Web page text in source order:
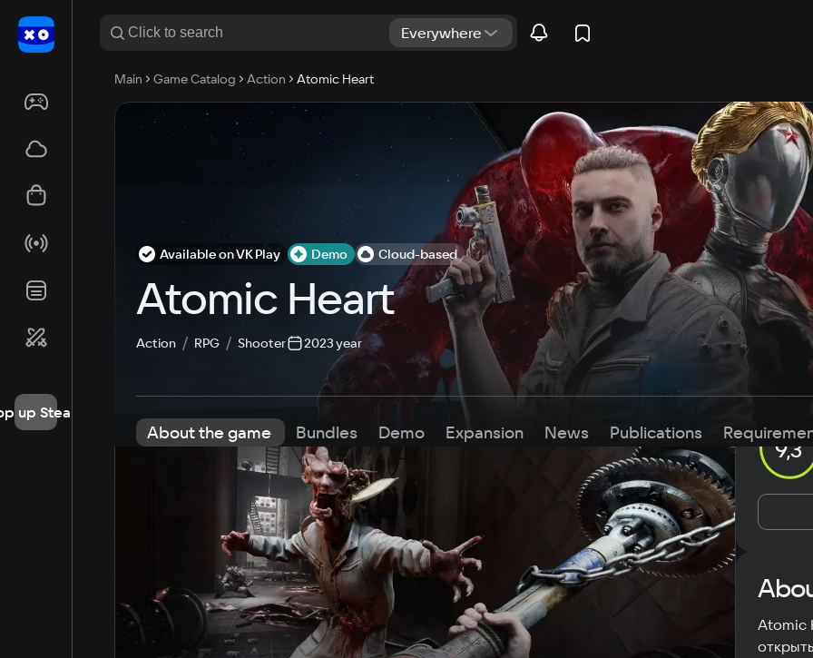
up Steam
Main Game Catalog Action Atomic Heart
Available on VK Play Demo Cloud-based
Atomic Heart
Action RPG Shooter 2023 year
About the game Bundles Demo Expansion News Publications
9,3
Atomic